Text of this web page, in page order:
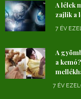
A lélek
zajlik a
7 ÉV
A
a
7 ÉV